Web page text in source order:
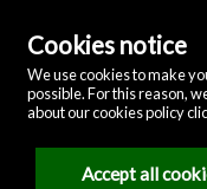
Majestic Home &
C/ Velázquez, 12
28001 Madrid
(+34)635072075
Mention légale
Cookies notice
We use cookies to make
possible. For this reason,
about our cookies policy
Accept all